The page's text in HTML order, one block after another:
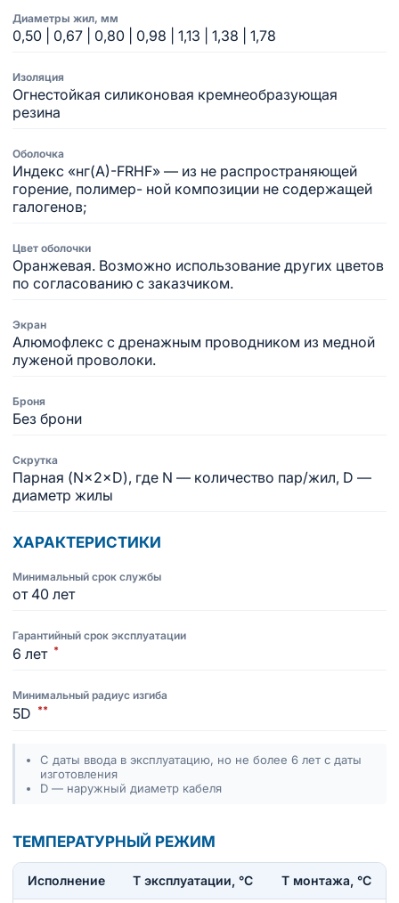
Диаметры жил, мм
0,50 | 0,67 | 0,80 | 0,98 | 1,13 | 1,38 | 1,78
Изоляция
Огнестойкая силиконовая кремнеобразующая
резина
Оболочка
Индекс «нг(А)-FRHF» — из не распространяющей
горение, полимер- ной композиции не содержащей
галогенов;
Цвет оболочки
Оранжевая. Возможно использование других цветов
по согласованию с заказчиком.
Экран
Алюмофлекс с дренажным проводником из медной
луженой проволоки.
Броня
Без брони
Скрутка
Парная (N×2×D), где N — количество пар/жил, D —
диаметр жилы
ХАРАКТЕРИСТИКИ
Минимальный срок службы
от 40 лет
Гарантийный срок эксплуатации
6 лет *
Минимальный радиус изгиба
5D **
С даты ввода в эксплуатацию, но не более 6 лет с даты
изготовления
D — наружный диаметр кабеля
ТЕМПЕРАТУРНЫЙ РЕЖИМ
Исполнение T эксплуатации, °С Т монтажа, °С